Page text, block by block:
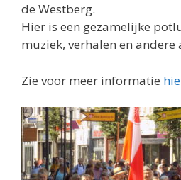
de Westberg.
Hier is een gezamelijke
muziek, verhalen en andere
Zie voor meer informatie